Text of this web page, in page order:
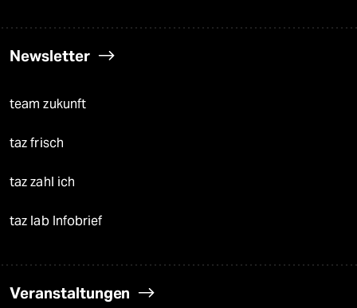
Newsletter
team zukunft
taz frisch
taz zahl ich
taz lab Infobrief
Veranstaltungen